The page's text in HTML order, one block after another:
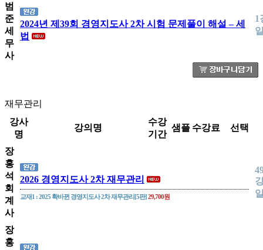
범
준
세
무
사
2024년 제39회 경영지도사 2차 시험 문제풀이 해설 – 세
법
1
재무관리
강사
명
강의명
수강
기간
샘플 수강료 선택
장
홍
석
회
계
사
2026 경영지도사 2차 재무관리
교재1 : 2025 확바뀐 경영지도사 2차 재무관리[5판] 29,700원
장
홍